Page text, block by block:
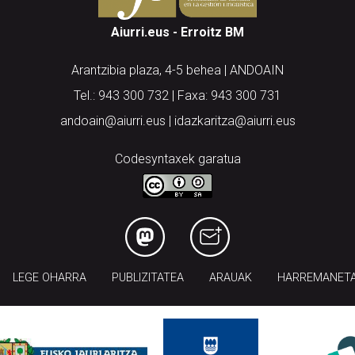
Aiurri.eus - Erroitz BM
Arantzibia plaza, 4-5 behea | ANDOAIN
Tel.: 943 300 732 | Faxa: 943 300 731
andoain@aiurri.eus | idazkaritza@aiurri.eus
Codesyntaxek garatua
LEGE OHARRA PUBLIZITATEA ARAUAK